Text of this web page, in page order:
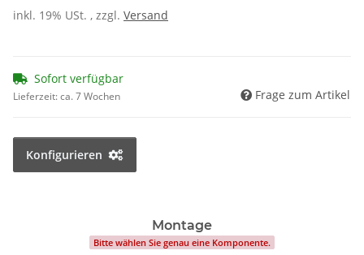
inkl. 19% USt. , zzgl. Versand
Sofort verfügbar
Lieferzeit:ca. 7 Wochen Frage zum Artikel
Konfigurieren
Montage
Bitte wählen Sie genau eine Komponente.